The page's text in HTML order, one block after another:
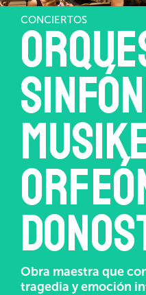
CONCIERTOS
Obra maestra que
tragedia y emoción